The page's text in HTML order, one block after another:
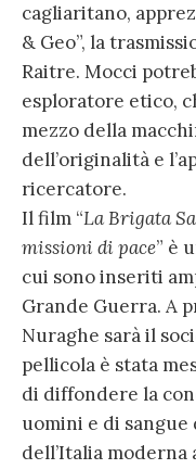
cagliaritano,
& Geo”, la
Raitre. Mocci
esploratore etico,
mezzo della
dell’originalità e
ricercatore.
Il film “La Brigata
missioni di pace” è
cui sono inseriti
Grande Guerra. A
Nuraghe sarà il
pellicola è stata
di diffondere la
uomini e di
dell’Italia